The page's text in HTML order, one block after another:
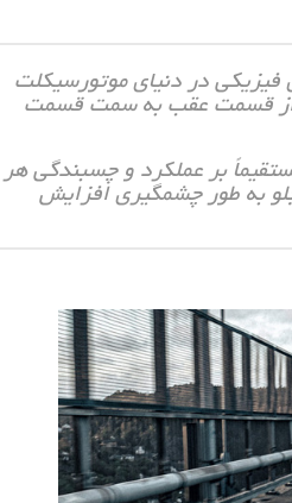
در دنیای موتورسیکلت
از قسمت عقب به سمت قسمت
بر عملکرد و چسبندگی هر
به طور چشمگیری افزایش